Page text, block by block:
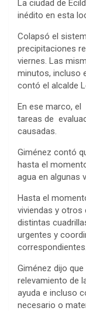
La ciudad de
inédito en esta
Colapsó el
precipitaciones
viernes. Las
minutos, incluso
contó el alcalde
En ese marco,
tareas de
causadas.
Giménez contó
hasta el
agua en algunas
Hasta el
viviendas y
distintas
urgentes y
correspondientes.
Giménez dijo
relevamiento de
ayuda e incluso
necesario o